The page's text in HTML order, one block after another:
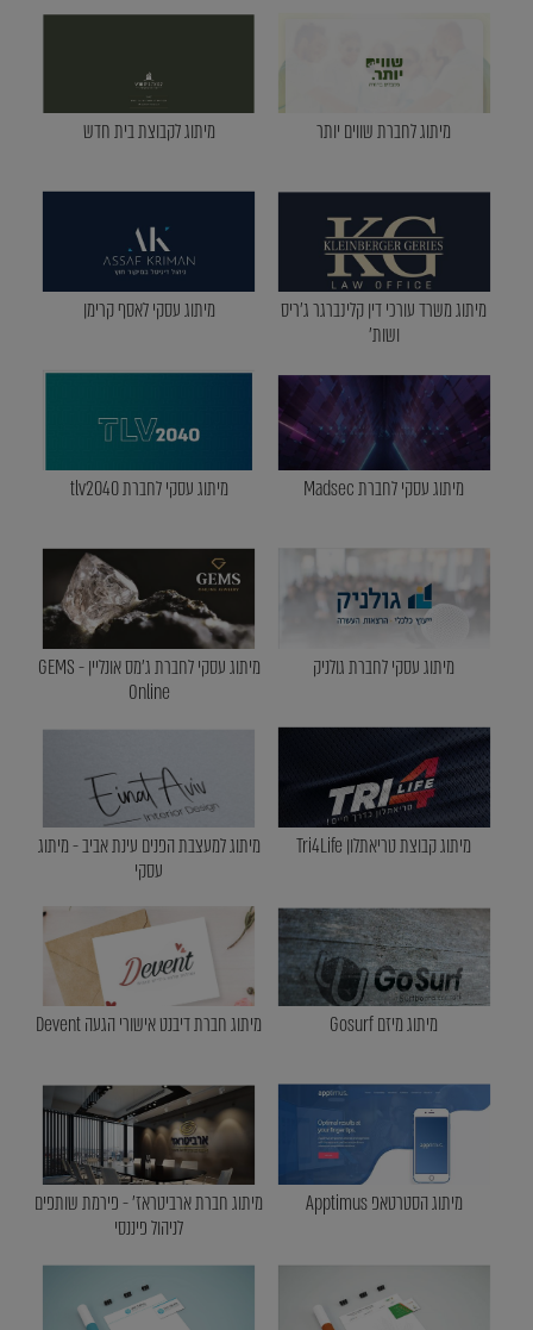
מיתוג לחברת שווים יותר מיתוג לקבוצת בית חדש
מיתוג משרד עורכי דין קלינברגר ג'ריס
ושות'
מיתוג עסקי לאסף קרימן
מיתוג עסקי לחברת Madsec מיתוג עסקי לחברת tlv2040
מיתוג עסקי לחברת גולניק
מיתוג עסקי לחברת ג'מס אונליין - GEMS
Online
מיתוג קבוצת טריאתלון Tri4Life
מיתוג למעצבת הפנים עינת אביב - מיתוג
עסקי
מיתוג מיזם Gosurf מיתוג חברת דיבנט אישורי הגעה Devent
מיתוג הסטרטאפ Apptimus
מיתוג חברת ארביטראז' - פירמת שותפים
לניהול פיננסי